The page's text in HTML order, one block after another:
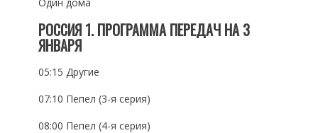
РОССИЯ 1. ПРОГРАММА ПЕРЕДАЧ НА 3
ЯНВАРЯ
05:15 Другие
07:10 Пепел (3-я серия)
08:00 Пепел (4-я серия)